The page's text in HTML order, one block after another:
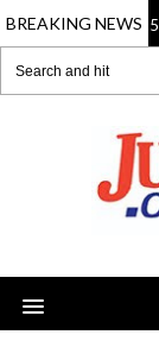
BREAKING NEWS
09 Aug 2026